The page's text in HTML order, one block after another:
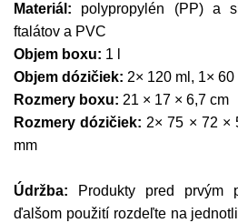
Materiál: polypropylén (PP) a
ftalátov a PVC
Objem boxu: 1 l
Objem dózičiek: 2× 120 ml, 1× 60
Rozmery boxu: 21 × 17 × 6,7 cm
Rozmery dózičiek: 2× 75 × 72 ×
mm
Údržba: Produkty pred prvým
ďalšom použití rozdeľte na